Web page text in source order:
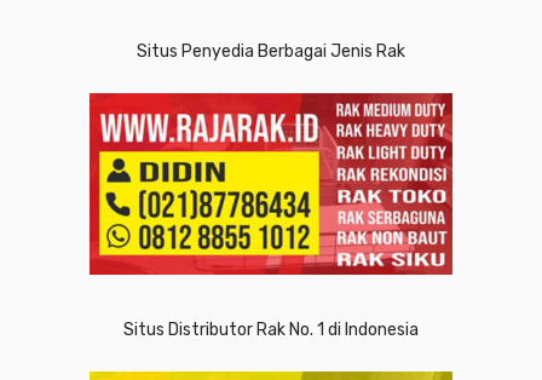
Situs Penyedia Berbagai Jenis Rak
Situs Distributor Rak No. 1 di Indonesia